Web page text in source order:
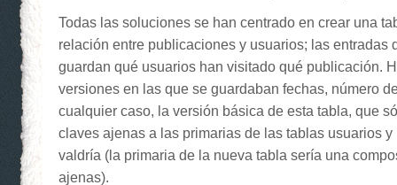
Todas las soluciones se han centrado en crear una
relación entre publicaciones y usuarios; las entradas
guardan qué usuarios han visitado qué publicación.
versiones en las que se guardaban fechas, número
cualquier caso, la versión básica de esta tabla, que
claves ajenas a las primarias de las tablas usuarios
valdría (la primaria de la nueva tabla sería una
ajenas).